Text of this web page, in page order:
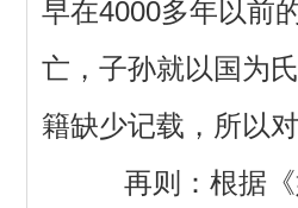
早在4000多年以前
亡，子孙就以国为
籍缺少记载，所以
再则：根据《